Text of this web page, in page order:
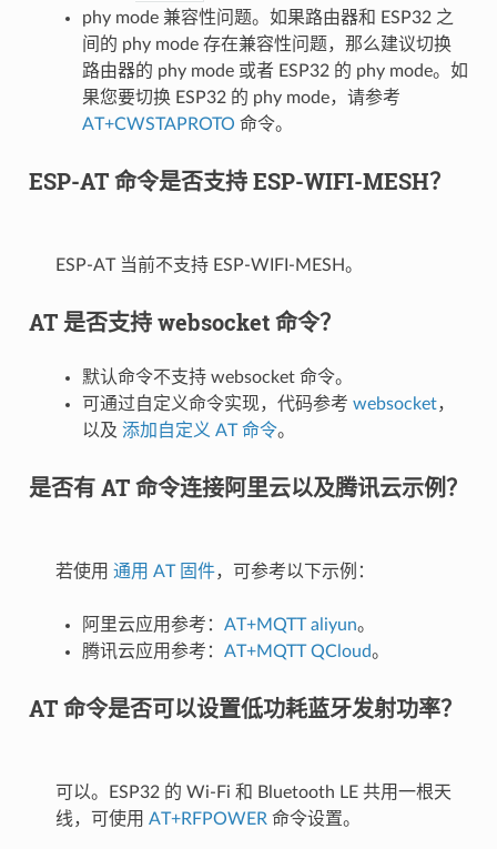
phy mode 兼容性问题。如果路由器和 ESP32 之
间的 phy mode 存在兼容性问题，那么建议切换
路由器的 phy mode 或者 ESP32 的 phy mode。如
果您要切换 ESP32 的 phy mode，请参考
AT+CWSTAPROTO 命令。
ESP-AT 命令是否支持 ESP-WIFI-MESH？
ESP-AT 当前不支持 ESP-WIFI-MESH。
AT 是否支持 websocket 命令？
默认命令不支持 websocket 命令。
可通过自定义命令实现，代码参考 websocket，
以及 添加自定义 AT 命令。
是否有 AT 命令连接阿里云以及腾讯云示例？
若使用 通用 AT 固件，可参考以下示例：
阿里云应用参考： AT+MQTT aliyun。
腾讯云应用参考： AT+MQTT QCloud。
AT 命令是否可以设置低功耗蓝牙发射功率？
可以。ESP32 的 Wi-Fi 和 Bluetooth LE 共用一根天
线，可使用 AT+RFPOWER 命令设置。